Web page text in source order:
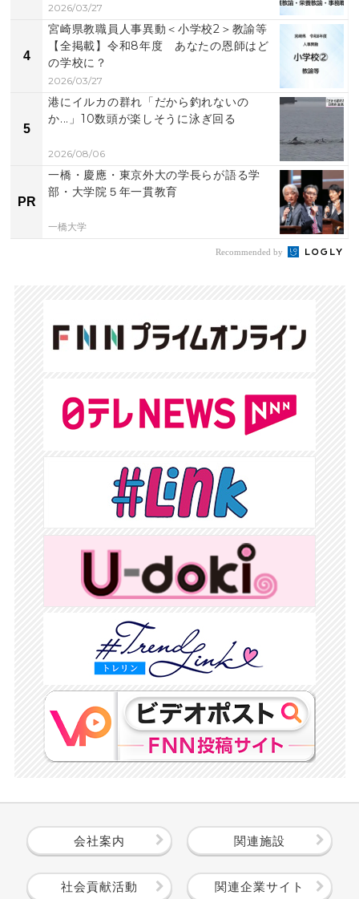
2026/03/27
4
宮崎県教職員人事異動＜小学校2＞教諭等
【全掲載】令和8年度 あなたの恩師はど
の学校に？
2026/03/27
5
港にイルカの群れ「だから釣れないの
か...」10数頭が楽しそうに泳ぎ回る
2026/08/06
PR
一橋・慶應・東京外大の学長らが語る学
部・大学院５年一貫教育
一橋大学
Recommended by
会社案内 関連施設
社会貢献活動 関連企業サイト